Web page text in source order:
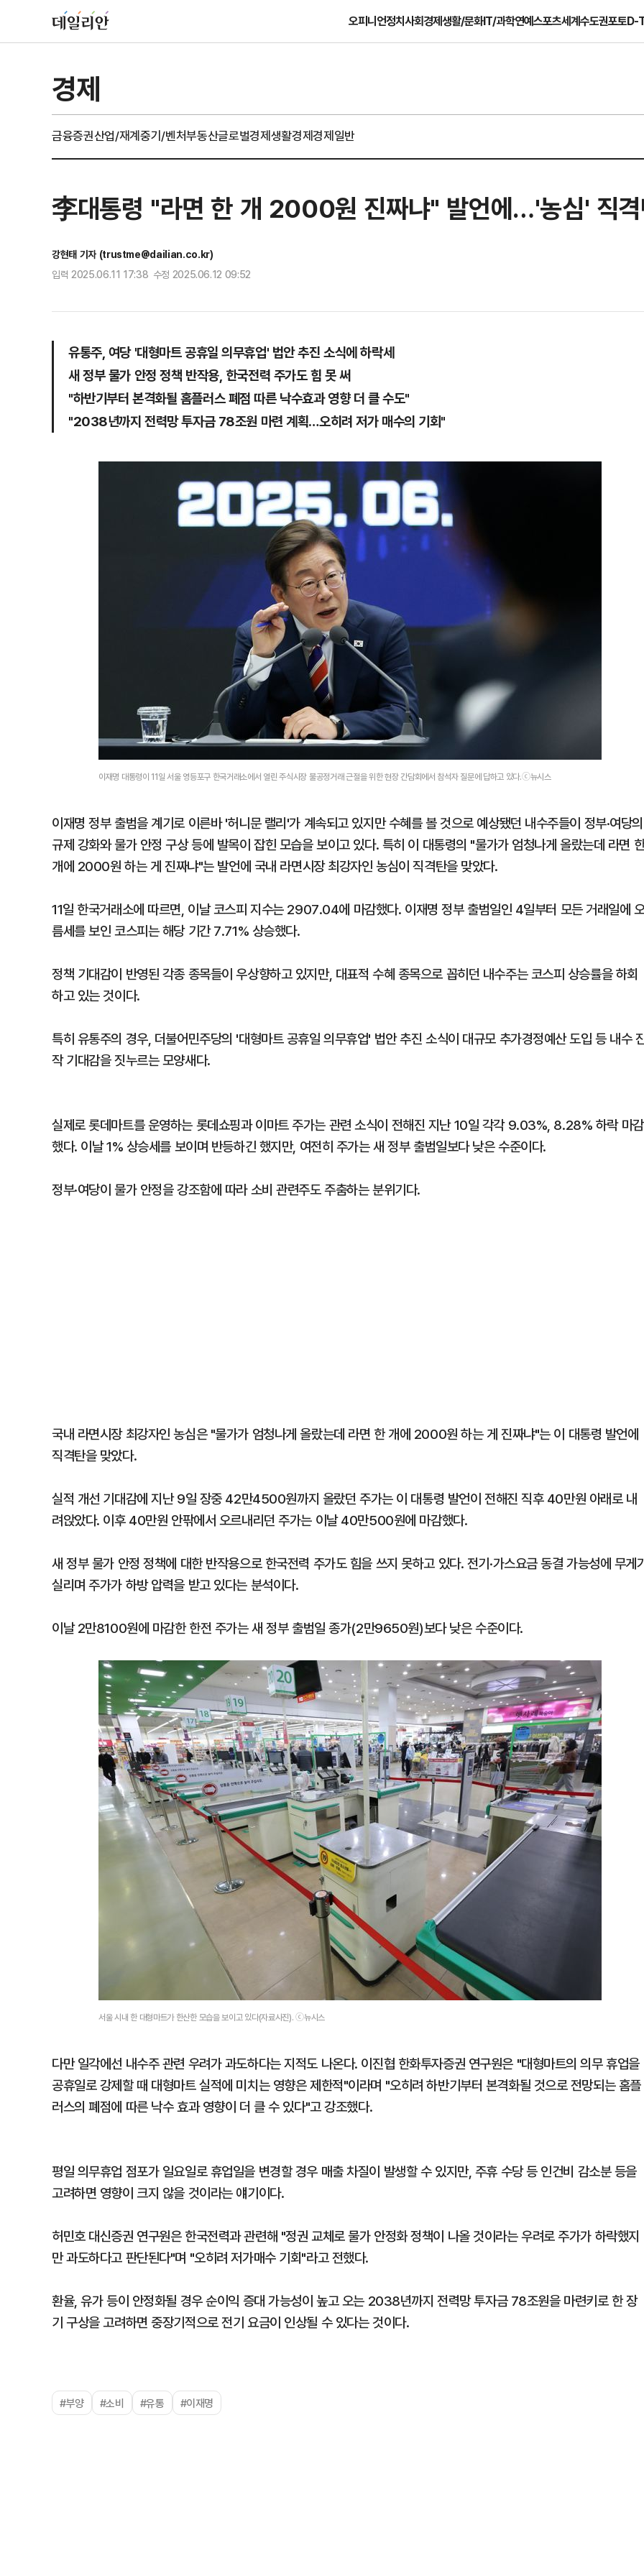
오피니언정치사회경제생활/문화IT/과학연예스포츠세계수도권포토D-
경제
금융증권산업/재계중기/벤처부동산글로벌경제생활경제경제일반
李대통령 "라면 한 개 2000원 진짜냐" 발언에…'농심' 직
강현태 기자 (trustme@dailian.co.kr)
입력 2025.06.11 17:38 수정 2025.06.12 09:52
유통주, 여당 '대형마트 공휴일 의무휴업' 법안 추진 소식에 하락세
새 정부 물가 안정 정책 반작용, 한국전력 주가도 힘 못 써
"하반기부터 본격화될 홈플러스 폐점 따른 낙수효과 영향 더 클 수도"
"2038년까지 전력망 투자금 78조원 마련 계획…오히려 저가 매수의 기회"
이재명 대통령이 11일 서울 영등포구 한국거래소에서 열린 주식시장 불공정거래 근절을 위한 현장 간담회에서 참석자 질문에 답하고 있다.ⓒ뉴시스
이재명 정부 출범을 계기로 이른바 '허니문 랠리'가 계속되고 있지만 수혜를 볼 것으로 예상됐던 내수주들이 정부·여당의
규제 강화와 물가 안정 구상 등에 발목이 잡힌 모습을 보이고 있다. 특히 이 대통령의 "물가가 엄청나게 올랐는데 라면
개에 2000원 하는 게 진짜냐"는 발언에 국내 라면시장 최강자인 농심이 직격탄을 맞았다.
11일 한국거래소에 따르면, 이날 코스피 지수는 2907.04에 마감했다. 이재명 정부 출범일인 4일부터 모든 거래일에
름세를 보인 코스피는 해당 기간 7.71% 상승했다.
정책 기대감이 반영된 각종 종목들이 우상향하고 있지만, 대표적 수혜 종목으로 꼽히던 내수주는 코스피 상승률을 하회
하고 있는 것이다.
특히 유통주의 경우, 더불어민주당의 '대형마트 공휴일 의무휴업' 법안 추진 소식이 대규모 추가경정예산 도입 등 내수
작 기대감을 짓누르는 모양새다.
실제로 롯데마트를 운영하는 롯데쇼핑과 이마트 주가는 관련 소식이 전해진 지난 10일 각각 9.03%, 8.28% 하락 마감
했다. 이날 1% 상승세를 보이며 반등하긴 했지만, 여전히 주가는 새 정부 출범일보다 낮은 수준이다.
정부·여당이 물가 안정을 강조함에 따라 소비 관련주도 주춤하는 분위기다.
국내 라면시장 최강자인 농심은 "물가가 엄청나게 올랐는데 라면 한 개에 2000원 하는 게 진짜냐"는 이 대통령 발언에
직격탄을 맞았다.
실적 개선 기대감에 지난 9일 장중 42만4500원까지 올랐던 주가는 이 대통령 발언이 전해진 직후 40만원 아래로 내
려앉았다. 이후 40만원 안팎에서 오르내리던 주가는 이날 40만500원에 마감했다.
새 정부 물가 안정 정책에 대한 반작용으로 한국전력 주가도 힘을 쓰지 못하고 있다. 전기·가스요금 동결 가능성에 무게
실리며 주가가 하방 압력을 받고 있다는 분석이다.
이날 2만8100원에 마감한 한전 주가는 새 정부 출범일 종가(2만9650원)보다 낮은 수준이다.
서울 시내 한 대형마트가 한산한 모습을 보이고 있다(자료사진). ⓒ뉴시스
다만 일각에선 내수주 관련 우려가 과도하다는 지적도 나온다. 이진협 한화투자증권 연구원은 "대형마트의 의무 휴업을
공휴일로 강제할 때 대형마트 실적에 미치는 영향은 제한적"이라며 "오히려 하반기부터 본격화될 것으로 전망되는 홈플
러스의 폐점에 따른 낙수 효과 영향이 더 클 수 있다"고 강조했다.
평일 의무휴업 점포가 일요일로 휴업일을 변경할 경우 매출 차질이 발생할 수 있지만, 주휴 수당 등 인건비 감소분 등을
고려하면 영향이 크지 않을 것이라는 얘기이다.
허민호 대신증권 연구원은 한국전력과 관련해 "정권 교체로 물가 안정화 정책이 나올 것이라는 우려로 주가가 하락했지
만 과도하다고 판단된다"며 "오히려 저가매수 기회"라고 전했다.
환율, 유가 등이 안정화될 경우 순이익 증대 가능성이 높고 오는 2038년까지 전력망 투자금 78조원을 마련키로 한 장
기 구상을 고려하면 중장기적으로 전기 요금이 인상될 수 있다는 것이다.
#부양 #소비 #유통 #이재명